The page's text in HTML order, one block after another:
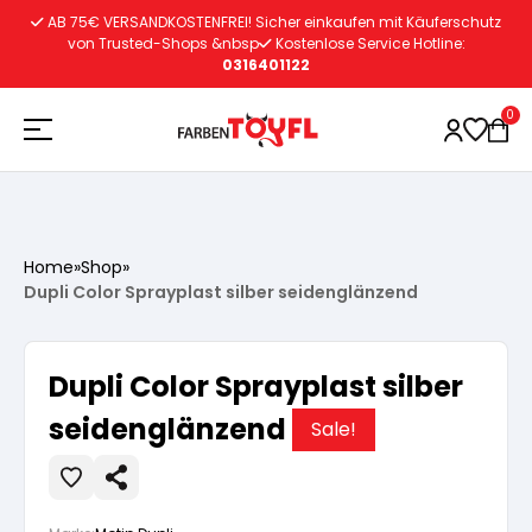
Wasserlösliche Grundierung
Lösemittelhältige Grundierung
Vorbereitung
Wasserlösliche Grundierung
Autoreparatur
Vorbereitung
Innenfarben
AB 75€ VERSANDKOSTENFREI! Sicher einkaufen mit Käuferschutz
von Trusted-Shops &nbsp
Kostenlose Service Hotline:
0316401122
0
Home»Shop»
Dupli Color Sprayplast silber seidenglänzend
Dupli Color Sprayplast silber
seidenglänzend
Sale!